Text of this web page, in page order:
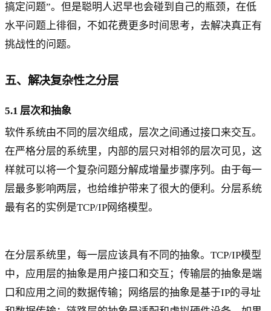
搞定问题”。但是聪明人迟早也会碰到自己的瓶颈，在低
水平问题上徘徊，不如花费更多时间思考，去解决真正有
挑战性的问题。
五、解决复杂性之分层
5.1 层次和抽象
软件系统由不同的层次组成，层次之间通过接口来交互。
在严格分层的系统里，内部的层只对相邻的层次可见，这
样就可以将一个复杂问题分解成增量步骤序列。由于每一
层最多影响两层，也给维护带来了很大的便利。分层系统
最有名的实例是TCP/IP网络模型。
在分层系统里，每一层应该具有不同的抽象。TCP/IP模型
中，应用层的抽象是用户接口和交互；传输层的抽象是端
口和应用之间的数据传输；网络层的抽象是基于IP的寻址